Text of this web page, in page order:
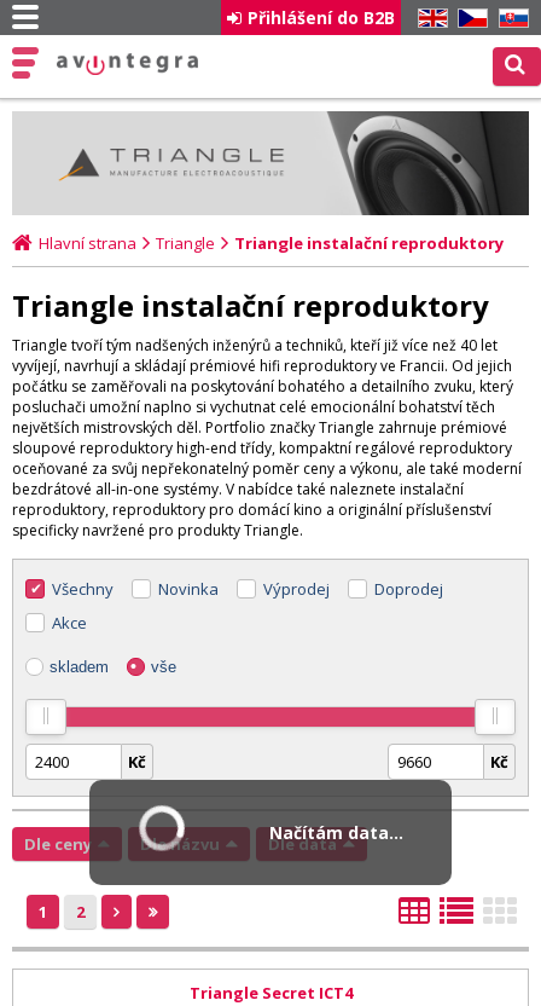
EN CZ SK
Přihlášení do B2B
Hlavní strana Triangle Triangle instalační reproduktory
Triangle instalační reproduktory
Triangle tvoří tým nadšených inženýrů a techniků, kteří již více než 40 let
vyvíjejí, navrhují a skládají prémiové hifi reproduktory ve Francii. Od jejich
počátku se zaměřovali na poskytování bohatého a detailního zvuku, který
posluchači umožní naplno si vychutnat celé emocionální bohatství těch
největších mistrovských děl. Portfolio značky Triangle zahrnuje prémiové
sloupové reproduktory high-end třídy, kompaktní regálové reproduktory
oceňované za svůj nepřekonatelný poměr ceny a výkonu, ale také moderní
bezdrátové all-in-one systémy. V nabídce také naleznete instalační
reproduktory, reproduktory pro domácí kino a originální příslušenství
specificky navržené pro produkty Triangle.
Všechny Novinka Výprodej
Doprodej
Akce
skladem vše
Kč Kč
Dle ceny Dle názvu Dle data
1 2
Triangle Secret ICT4
Načítám data...